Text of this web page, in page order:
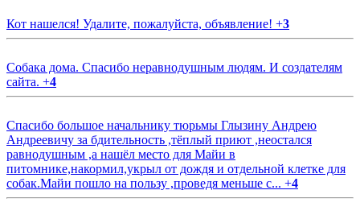
Кот нашелся! Удалите, пожалуйста, объявление! +3
Собака дома. Спасибо неравнодушным людям. И создателям
сайта. +4
Спасибо большое начальнику тюрьмы Глызину Андрею
Андреевичу за бдительность ,тёплый приют ,неостался
равнодушным ,а нашёл место для Майи в
питомнике,накормил,укрыл от дождя и отдельной клетке для
собак.Майи пошло на пользу ,проведя меньше с... +4